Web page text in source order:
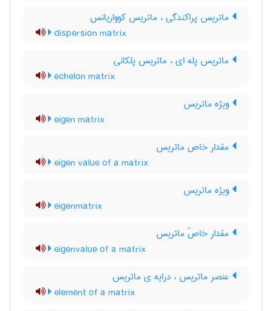
ماتریس پراکندگی ، ماتریس کوواریانس
dispersion matrix
ماتریس پله ای ، ماتریس پلکانی
echelon matrix
ویژه ماتریس
eigen matrix
مقدار خاص ماتریس
eigen value of a matrix
ویژه ماتریس
eigenmatrix
مقدار خاصّ ماتریس
eigenvalue of a matrix
عنصر ماتریس ، درایه ی ماتریس
element of a matrix